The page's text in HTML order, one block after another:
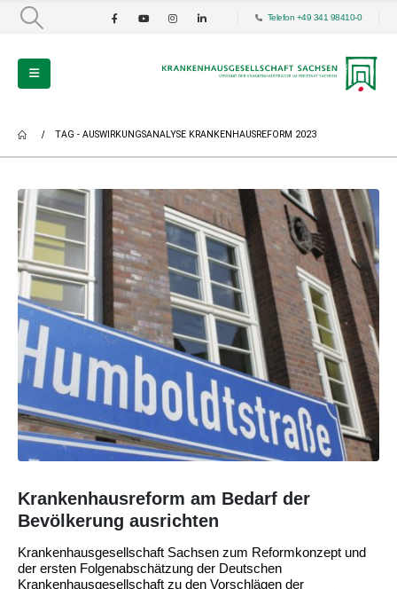
Telefon +49 341 98410-0
TAG - AUSWIRKUNGSANALYSE KRANKENHAUSREFORM 2023
Krankenhausreform am Bedarf der
Bevölkerung ausrichten
Krankenhausgesellschaft Sachsen zum Reformkonzept und
der ersten Folgenabschätzung der Deutschen
Krankenhausgesellschaft zu den Vorschlägen der